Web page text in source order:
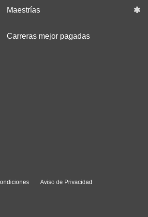
Maestrías
Carreras mejor pagadas
Aviso de Privacidad